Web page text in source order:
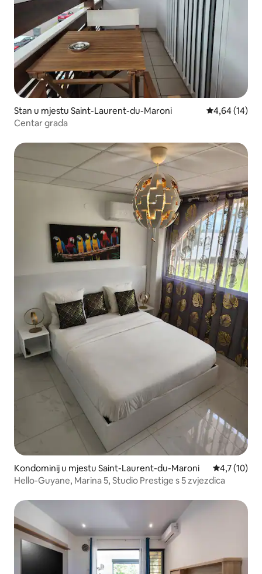
Stan u mjestu Saint-Laurent-du-Maroni Prosječna
4,64 (14)
Centar grada
Kondominij u mjestu Saint-Laurent-du-Maroni Prosječna
4,7 (10)
Hello-Guyane, Marina 5, Studio Prestige s 5 zvjezdica